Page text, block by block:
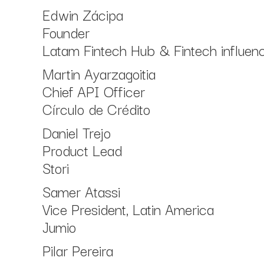
Edwin Zácipa
Founder
Latam Fintech Hub & Fintech
Martin Ayarzagoitia
Chief API Officer
Círculo de Crédito
Daniel Trejo
Product Lead
Stori
Samer Atassi
Vice President, Latin America
Jumio
Pilar Pereira